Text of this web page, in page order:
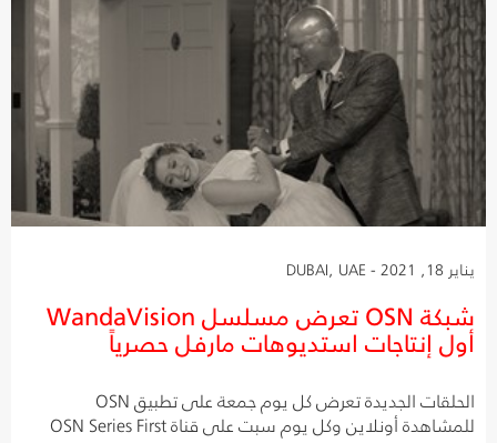
يناير 18, 2021 - DUBAI, UAE
شبكة OSN تعرض مسلسل WandaVision
أول إنتاجات استديوهات مارفل حصرياً
الحلقات الجديدة تعرض كل يوم جمعة على تطبيق OSN
للمشاهدة أونلاين وكل يوم سبت على قناة OSN Series First